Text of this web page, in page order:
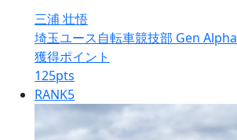
三浦 壮悟
埼玉ユース自転車競技部 Gen Alpha
獲得ポイント
125pts
RANK5